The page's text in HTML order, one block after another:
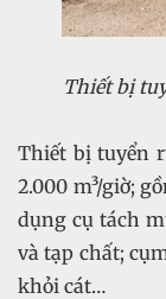
Thiết bị
Thiết bị tuyển
2.000 m³/giờ;
dụng cụ tách
và tạp chất;
khỏi cát…